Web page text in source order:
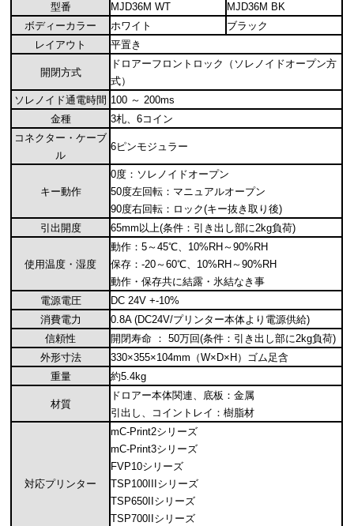
型番
MJD36M WT
MJD36M BK
ボディーカラー
ホワイト
ブラック
レイアウト
平置き
開閉方式
ドロアーフロントロック（ソレノイドオープン方
式）
ソレノイド通電時間 100 ～ 200ms
金種
3札、6コイン
コネクター・ケーブ
ル
6ピンモジュラー
キー動作
0度：ソレノイドオープン
50度左回転：マニュアルオープン
90度右回転：ロック(キー抜き取り後)
引出開度
65mm以上(条件：引き出し部に2kg負荷)
使用温度・湿度
動作：5～45℃、10%RH～90%RH
保存：-20～60℃、10%RH～90%RH
動作・保存共に結露・氷結なき事
電源電圧
DC 24V +-10%
消費電力
0.8A (DC24V/プリンター本体より電源供給)
信頼性
開閉寿命 ： 50万回(条件：引き出し部に2kg負荷)
外形寸法
330×355×104mm（W×D×H）ゴム足含
重量
約5.4kg
材質
ドロアー本体関連、底板：金属
引出し、コイントレイ：樹脂材
対応プリンター
mC-Print2シリーズ
mC-Print3シリーズ
FVP10シリーズ
TSP100IIIシリーズ
TSP650IIシリーズ
TSP700IIシリーズ